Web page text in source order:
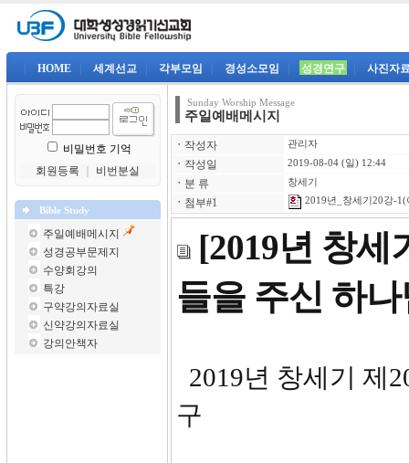
HOME 세계선교 각부모임 경성소모임 성경연구 사진자
비밀번호 기억
회원등록
비번분실
Bible Study
주일예배메시지
성경공부문제지
수양회강의
특강
구약강의자료실
신약강의자료실
강의안책자
Sunday Worship Message
주일예배메시지
ㆍ 작성자 관리자
ㆍ 작성일 2019-08-04 (일) 12:44
ㆍ 분 류 창세기
ㆍ 첨부#1 2019년_창세기20강-1(
[2019년 창세
들을 주신 하
2019년
구